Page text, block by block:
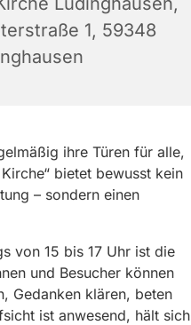
1, 59348
ihre Türen für alle,
bietet bewusst kein
– sondern einen
von 15 bis 17 Uhr ist die
und Besucher können
Gedanken klären, beten
ist anwesend, hält sich